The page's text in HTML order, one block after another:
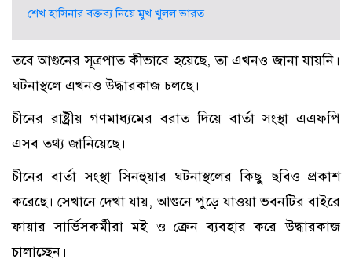
শেখ হাসিনার বক্তব্য নিয়ে মুখ খুলল ভারত
তবে আগুনের সূত্রপাত কীভাবে হয়েছে, তা এখনও জানা যায়নি।
ঘটনাস্থলে এখনও উদ্ধারকাজ চলছে।
চীনের রাষ্ট্রীয় গণমাধ্যমের বরাত দিয়ে বার্তা সংস্থা এএফপি
এসব তথ্য জানিয়েছে।
চীনের বার্তা সংস্থা সিনহুয়ার ঘটনাস্থলের কিছু ছবিও প্রকাশ
করেছে। সেখানে দেখা যায়, আগুনে পুড়ে যাওয়া ভবনটির বাইরে
ফায়ার সার্ভিসকর্মীরা মই ও ক্রেন ব্যবহার করে উদ্ধারকাজ
চালাচ্ছেন।